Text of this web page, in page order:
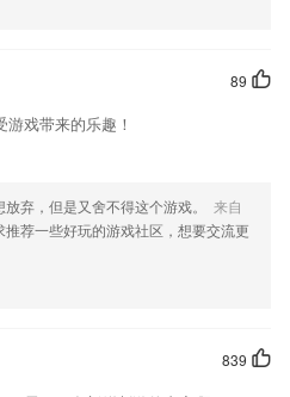
在线学，智能考试检测，帮助用户快
限制为你提供对应的便利
象，做有价值的传播
?
89
戏带来的乐趣！
弃，但是又舍不得这个游戏。
来自
推荐一些好玩的游戏社区，想要交流更
839